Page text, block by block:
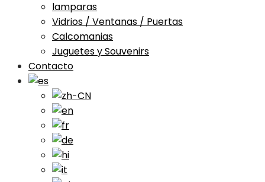
lamparas
Vidrios / Ventanas / Puertas
Calcomanias
Juguetes y Souvenirs
Contacto